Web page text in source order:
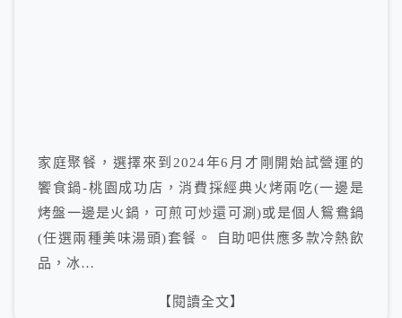
家庭聚餐，選擇來到2024年6月才剛開始試營運的
饗食鍋-桃園成功店，消費採經典火烤兩吃(一邊是
烤盤一邊是火鍋，可煎可炒還可涮)或是個人鴛鴦鍋
(任選兩種美味湯頭)套餐。 自助吧供應多款冷熱飲
品，冰…
【閱讀全文】